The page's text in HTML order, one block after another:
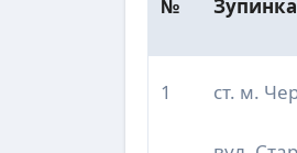
№ Зупинка
1 ст. м.